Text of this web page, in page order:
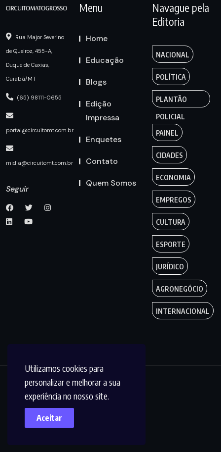
Utilizamos cookies para
personalizar e melhorar a sua
experiência no nosso site.
Aceitar
Rua Major Severino
de Queiroz, 455-A,
Duque de Caxias,
Cuiabá/MT
(65) 98111-0655
portal@circuitomt.com.br
midia@circuitomt.com.br
Seguir
Menu
Home
Educação
Blogs
Edição
Impressa
Enquetes
Contato
Quem Somos
Navague pela
Editoria
NACIONAL
POLÍTICA
PLANTÃO
POLICIAL
PAINEL
CIDADES
ECONOMIA
EMPREGOS
CULTURA
ESPORTE
JURÍDICO
AGRONEGÓCIO
INTERNACIONAL
Copyright by